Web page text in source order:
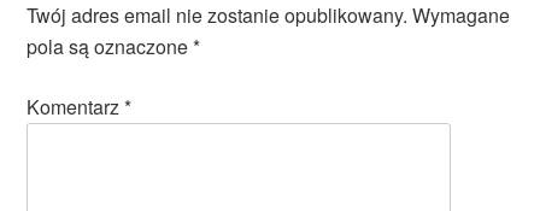
Twój adres email nie zostanie opublikowany. Wymagane
pola są oznaczone*
Komentarz*